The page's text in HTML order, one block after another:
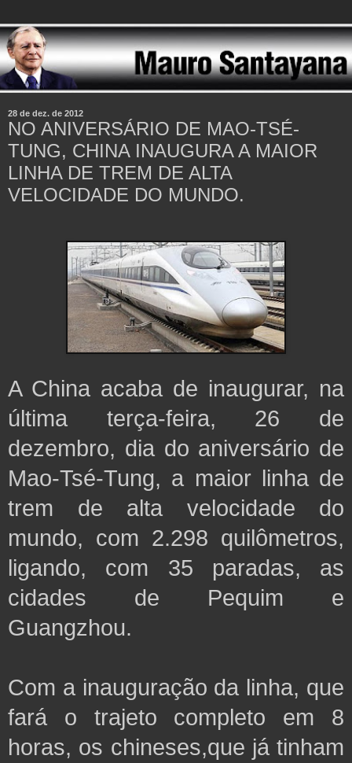
28 de dez. de 2012
NO ANIVERSÁRIO DE MAO-TSÉ-
TUNG, CHINA INAUGURA A MAIOR
LINHA DE TREM DE ALTA
VELOCIDADE DO MUNDO.
A China acaba de inaugurar, na
última terça-feira, 26 de
dezembro, dia do aniversário de
Mao-Tsé-Tung, a maior linha de
trem de alta velocidade do
mundo, com 2.298 quilômetros,
ligando, com 35 paradas, as
cidades de Pequim e
Guangzhou.
Com a inauguração da linha, que
fará o trajeto completo em 8
horas, os chineses,que já tinham